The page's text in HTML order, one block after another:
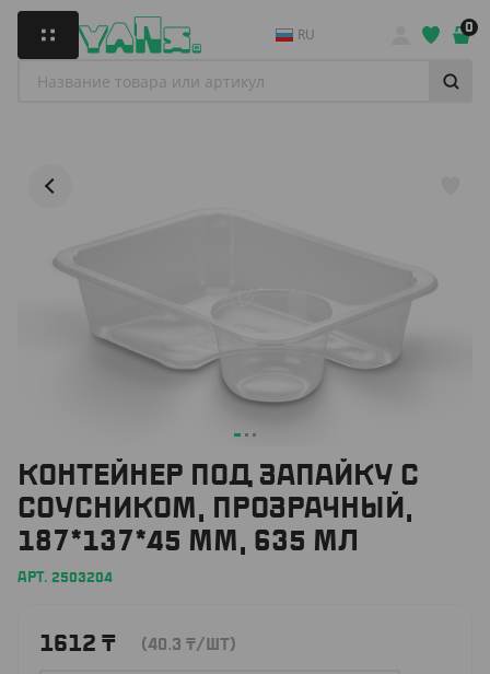
RU 0
КОНТЕЙНЕР ПОД ЗАПАЙКУ С
СОУСНИКОМ, ПРОЗРАЧНЫЙ,
187*137*45 ММ, 635 МЛ
АРТ. 2503204
1612 ₸ (40.3 ₸/ШТ)